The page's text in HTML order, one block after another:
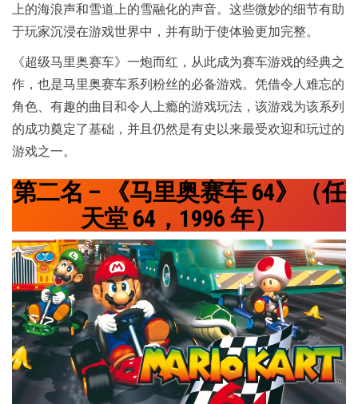
上的海浪声和雪道上的雪融化的声音。这些微妙的细节有助
于玩家沉浸在游戏世界中，并有助于使体验更加完整。
《超级马里奥赛车》一炮而红，从此成为赛车游戏的经典之
作，也是马里奥赛车系列粉丝的必备游戏。凭借令人难忘的
角色、有趣的曲目和令人上瘾的游戏玩法，该游戏为该系列
的成功奠定了基础，并且仍然是有史以来最受欢迎和玩过的
游戏之一。
第二名 – 《马里奥赛车 64》（任
天堂 64，1996 年）